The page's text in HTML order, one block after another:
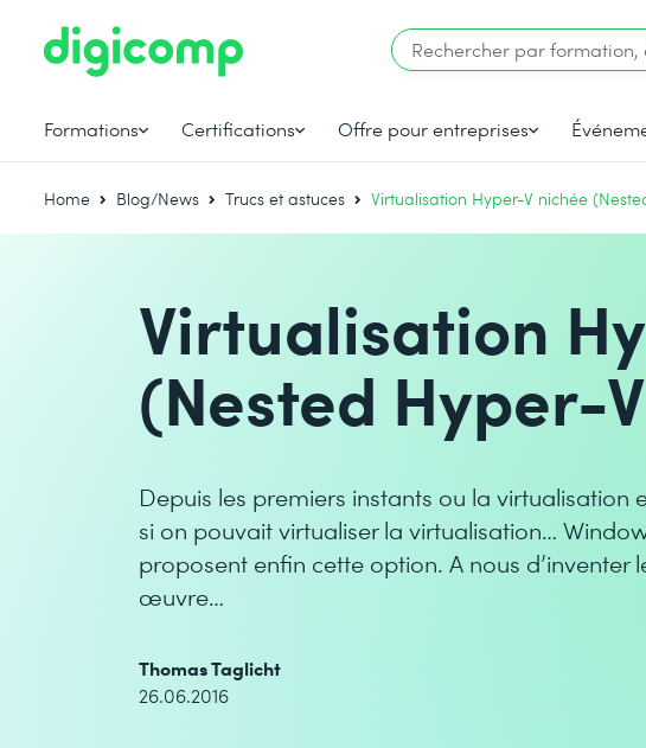
Formations Certifications Offre pour entreprises
Home Blog/News Trucs et astuces Virtualisation Hyper-V nichée
Virtualisation
(Nested Hyper-
Depuis les premiers instants ou la virtualisation
si on pouvait virtualiser la virtualisation…
proposent enfin cette option. A nous d’inventer
œuvre…
Thomas Taglicht
26.06.2016